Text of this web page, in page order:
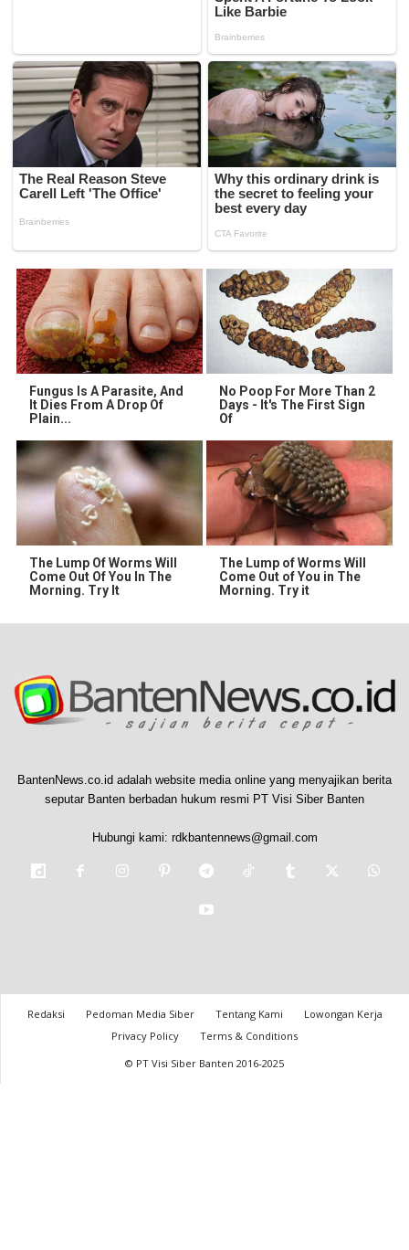
Fungus Is A Parasite, And
It Dies From A Drop Of
Plain...
No Poop For More Than 2
Days - It's The First Sign
Of
The Lump Of Worms Will
Come Out Of You In The
Morning. Try It
The Lump of Worms Will
Come Out of You in The
Morning. Try it
BantenNews.co.id adalah website media online yang menyajikan berita
seputar Banten berbadan hukum resmi PT Visi Siber Banten
Hubungi kami: rdkbantennews@gmail.com
Redaksi Pedoman Media Siber Tentang Kami
Lowongan Kerja
Privacy Policy
Terms & Conditions
© PT Visi Siber Banten 2016-2025